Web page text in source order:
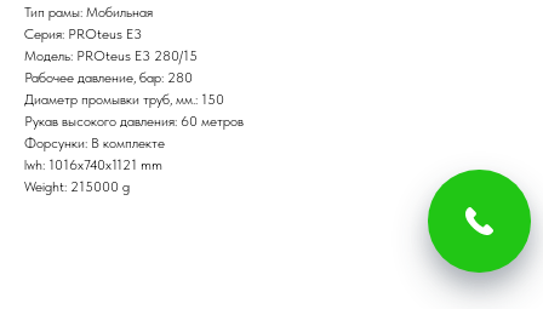
Тип рамы: Мобильная
Серия: PROteus E3
Модель: PROteus E3 280/15
Рабочее давление, бар: 280
Диаметр промывки труб, мм.: 150
Рукав высокого давления: 60 метров
Форсунки: В комплекте
lwh: 1016x740x1121 mm
Weight: 215000 g